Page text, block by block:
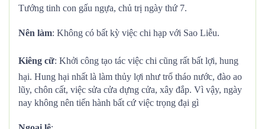
Tướng tinh con gấu ngựa, chủ trị ngày thứ 7.
Nên làm: Không có bất kỳ việc chi hạp với Sao Liễu.
Kiêng cữ: Khởi công tạo tác việc chi cũng rất bất lợi, hung
hại. Hung hại nhất là làm thủy lợi như trổ tháo nước, đào ao
lũy, chôn cất, việc sửa cửa dựng cửa, xây đắp. Vì vậy, ngày
nay không nên tiến hành bất cứ việc trọng đại gì